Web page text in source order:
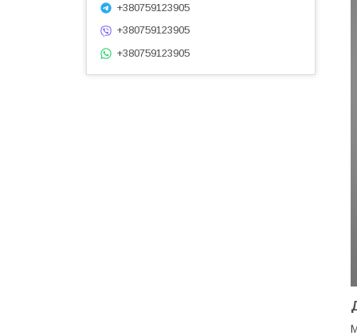
+380759123905
+380759123905
+380759123905